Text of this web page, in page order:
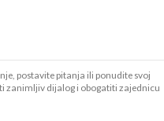
postavite pitanja ili ponudite svoj
zanimljiv dijalog i obogatiti zajednicu